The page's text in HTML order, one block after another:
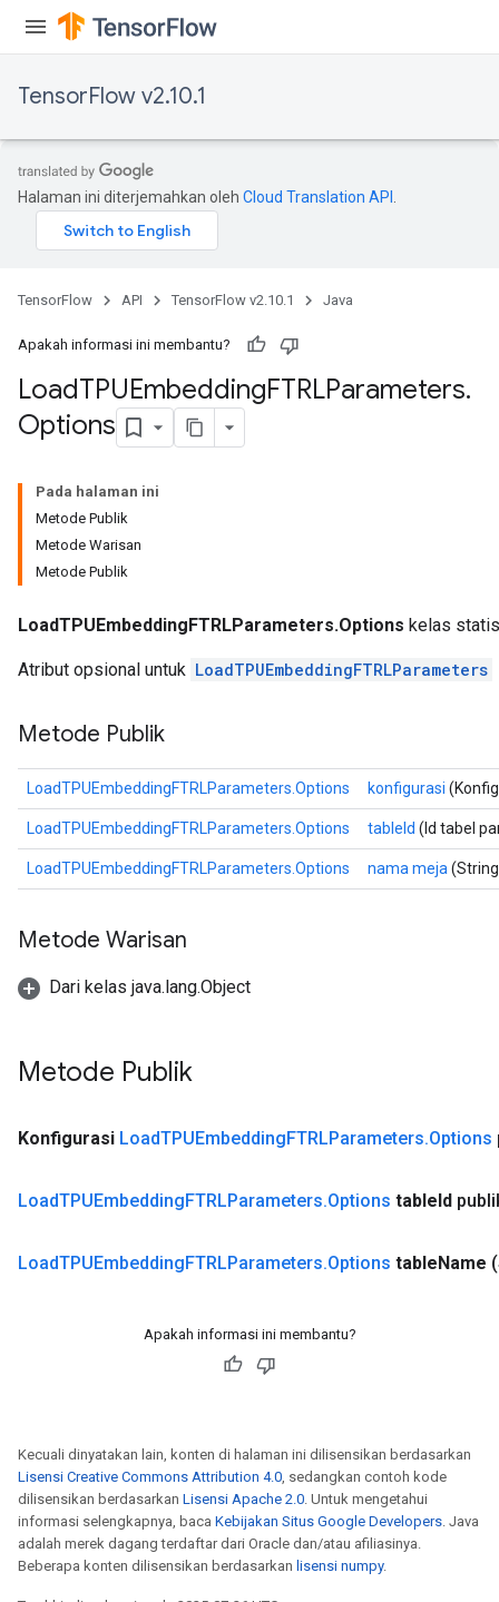
TensorFlow v2.10.1
Halaman ini diterjemahkan oleh Cloud Translation API
TensorFlow API TensorFlow v2.10.1 Java
Apakah informasi ini membantu?
LoadTPUEmbeddingFTRLParameters.
Options
Pada halaman ini
Metode Publik
Metode Warisan
Metode Publik
LoadTPUEmbeddingFTRLParameters.Options kelas
Atribut opsional untuk LoadTPUEmbeddingFTRLParameters
Metode Publik
LoadTPUEmbeddingFTRLParameters.Options konfigurasi
LoadTPUEmbeddingFTRLParameters.Options tableId (Id tabel
LoadTPUEmbeddingFTRLParameters.Options nama meja
Metode Warisan
Dari kelas java.lang.Object
Metode Publik
Konfigurasi LoadTPUEmbeddingFTRLParameters.Options
LoadTPUEmbeddingFTRLParameters.Options tableId
LoadTPUEmbeddingFTRLParameters.Options tableName
Apakah informasi ini membantu?
Kecuali dinyatakan lain, konten di halaman ini dilisensikan berdasarkan
Lisensi Creative Commons Attribution 4.0, sedangkan contoh kode
dilisensikan berdasarkan Lisensi Apache 2.0. Untuk mengetahui
informasi selengkapnya, baca Kebijakan Situs Google Developers. Java
adalah merek dagang terdaftar dari Oracle dan/atau afiliasinya.
Beberapa konten dilisensikan berdasarkan lisensi numpy.